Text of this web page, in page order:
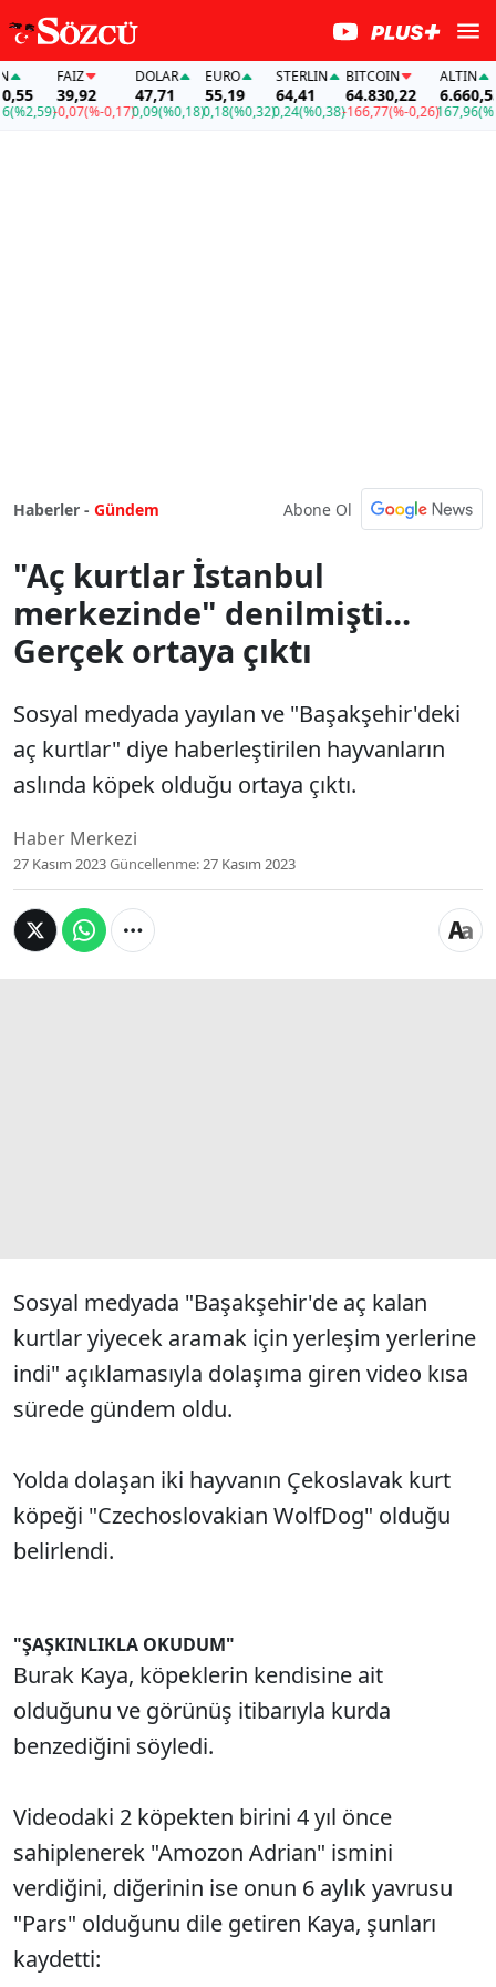
FAİZ
39,92
-0,07(%-0,17)
DOLAR
47,71
0,09(%0,18)
EURO
55,19
0,18(%0,32)
STERLIN
64,41
0,24(%0,38)
BITCOIN
64.830,22
-166,77(%-0,26)
ALTIN
6.660,55
167,96
Haberler - Gündem Abone Ol
"Aç kurtlar İstanbul
merkezinde" denilmişti...
Gerçek ortaya çıktı
Sosyal medyada yayılan ve "Başakşehir'deki
aç kurtlar" diye haberleştirilen hayvanların
aslında köpek olduğu ortaya çıktı.
Haber Merkezi
27 Kasım 2023Güncellenme:27 Kasım 2023
Sosyal medyada "Başakşehir'de aç kalan
kurtlar yiyecek aramak için yerleşim yerlerine
indi" açıklamasıyla dolaşıma giren video kısa
sürede gündem oldu.
Yolda dolaşan iki hayvanın Çekoslavak kurt
köpeği "Czechoslovakian WolfDog" olduğu
belirlendi.
"ŞAŞKINLIKLA OKUDUM"
Burak Kaya, köpeklerin kendisine ait
olduğunu ve görünüş itibarıyla kurda
benzediğini söyledi.
Videodaki 2 köpekten birini 4 yıl önce
sahiplenerek "Amozon Adrian" ismini
verdiğini, diğerinin ise onun 6 aylık yavrusu
"Pars" olduğunu dile getiren Kaya, şunları
kaydetti: